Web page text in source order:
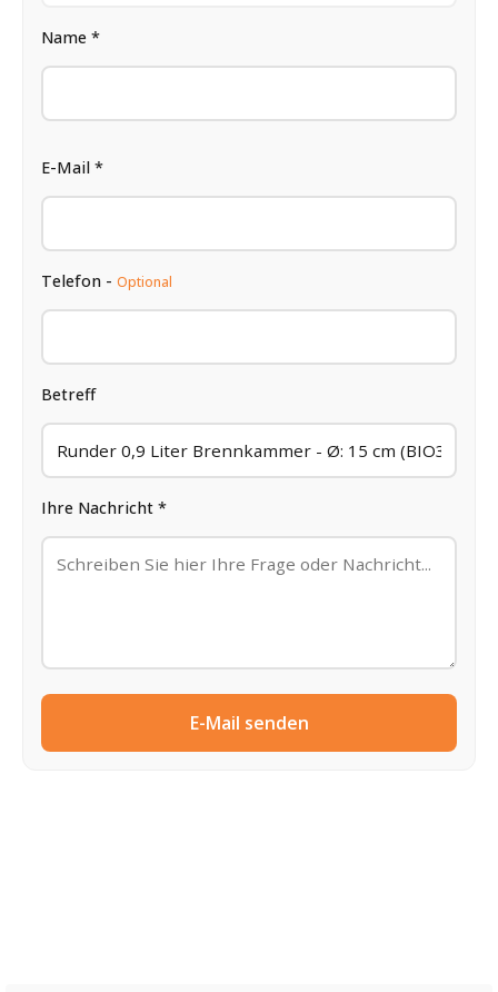
Name *
E-Mail *
Telefon - Optional
Betreff
Ihre Nachricht *
E-Mail senden